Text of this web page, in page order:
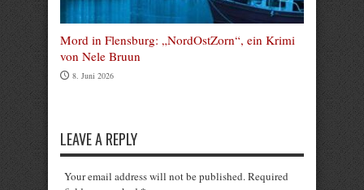
Mord in Flensburg: „NordOstZorn“, ein Krimi
von Nele Bruun
8. Juni 2026
LEAVE A REPLY
Your email address will not be published. Required